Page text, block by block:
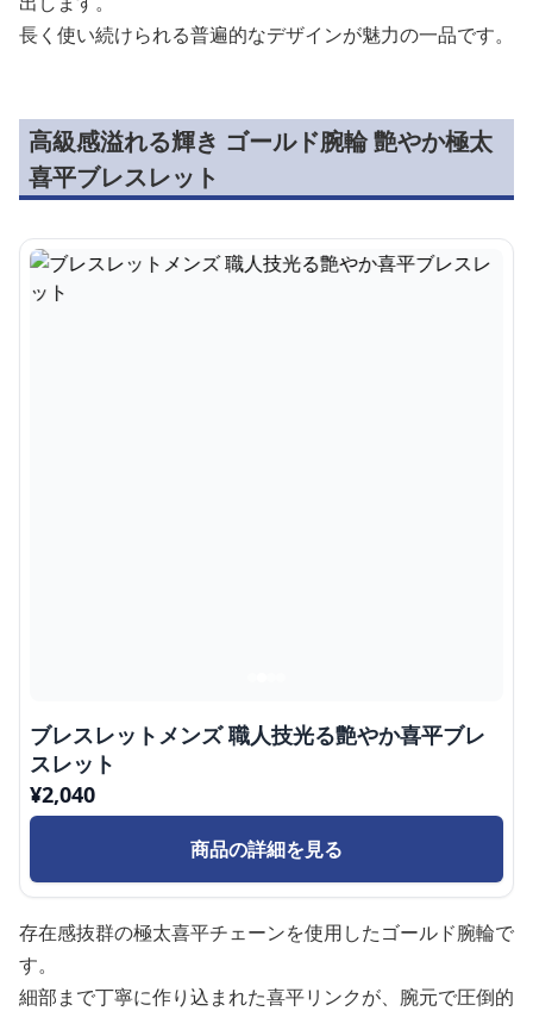
長く使い続けられる普遍的なデザインが魅力の一品です。
高級感溢れる輝き ゴールド腕輪 艶やか極太
喜平ブレスレット
ブレスレットメンズ 職人技光る艶やか喜平ブレ
スレット
¥2,040
商品の詳細を見る
存在感抜群の極太喜平チェーンを使用したゴールド腕輪で
す。
細部まで丁寧に作り込まれた喜平リンクが、腕元で圧倒的